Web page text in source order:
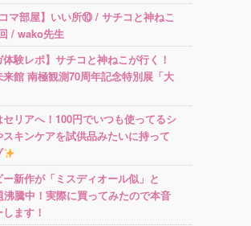
コマ部屋】いい所⑩ / サチコと神ねこ
/ wako先生
体験レポ】サチコと神ねこが行く！
来館 南極観測70周年記念特別展「大
リアへ！100円でいつも使ってるシ
スキンケアを試供品みたいに持って
ー新作が「ミスディオール似」と
沸騰中！実際に買ってみたので本音
ます！